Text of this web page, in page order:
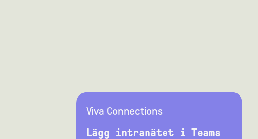
Viva Connections
Lägg intranätet i Teams